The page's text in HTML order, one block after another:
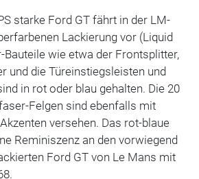
starke Ford GT fährt in der LM-
Lackierung vor (Liquid
Bauteile wie etwa der Frontsplitter,
und die Türeinstiegsleisten und
in rot oder blau gehalten. Die 20
Felgen sind ebenfalls mit
versehen. Das rot-blaue
Reminiszenz an den vorwiegend
Ford GT von Le Mans mit